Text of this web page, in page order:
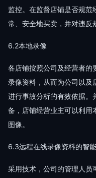
监控。在监督店铺是否规范
常、安全地买卖，并对违反
6.2本地录像
各店铺按照公司及经营者的
录像资料，从而为公司以及
进行事故分析的有效依据。
备，店铺经营业主可以利用
图像。
6.3远程在线录像资料的智
采用技术，公司的管理人员